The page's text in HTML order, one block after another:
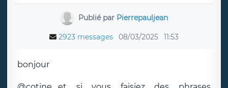
Publié par Pierrepauljean
2923 messages 08/03/2025 11:53
bonjour